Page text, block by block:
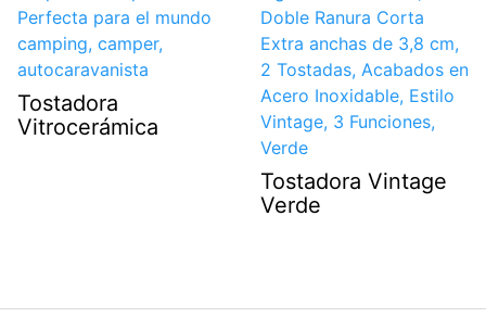
Tostadora
Vitrocerámica
Tostadora Vintage
Verde